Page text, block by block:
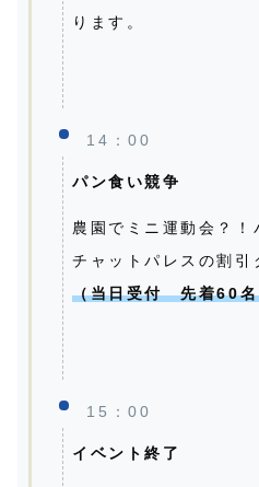
ります。
14：00
パン食い競争
農園でミニ運動会？！
チャットパレスの割引
（当日受付 先着60
15：00
イベント終了